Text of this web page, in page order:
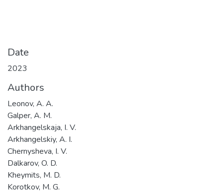
Date
2023
Authors
Leonov, A. A.
Galper, A. M.
Arkhangelskaja, I. V.
Arkhangelskiy, A. I.
Chernysheva, I. V.
Dalkarov, O. D.
Kheymits, M. D.
Korotkov, M. G.